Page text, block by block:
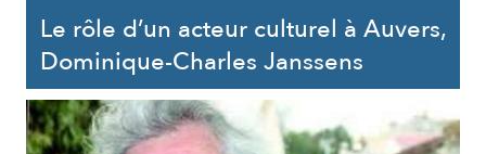
Le rôle d’un acteur culturel à Auvers,
Dominique-Charles Janssens